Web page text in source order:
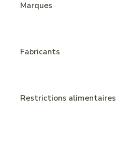
Marques
Fabricants
Restrictions alimentaires